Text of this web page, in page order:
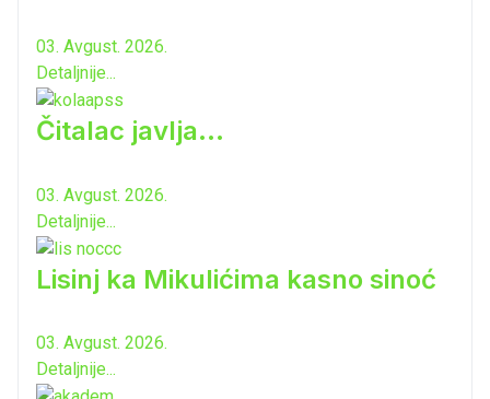
03. Avgust. 2026.
Detaljnije...
Čitalac javlja...
03. Avgust. 2026.
Detaljnije...
Lisinj ka Mikulićima kasno sinoć
03. Avgust. 2026.
Detaljnije...